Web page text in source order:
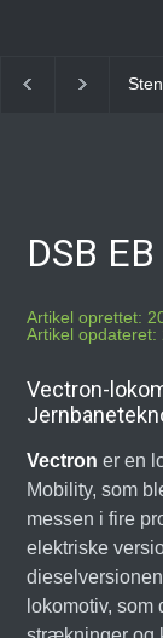
DSB
Artikel oprettet:
Artikel opdateret:
Vectron-
Vectron er en
Mobility, som
messen i fire
elektriske
lokomotiv,